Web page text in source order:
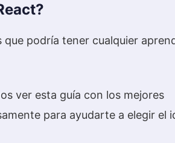
que podría tener cualquier
ver esta guía con los mejores
para ayudarte a elegir el